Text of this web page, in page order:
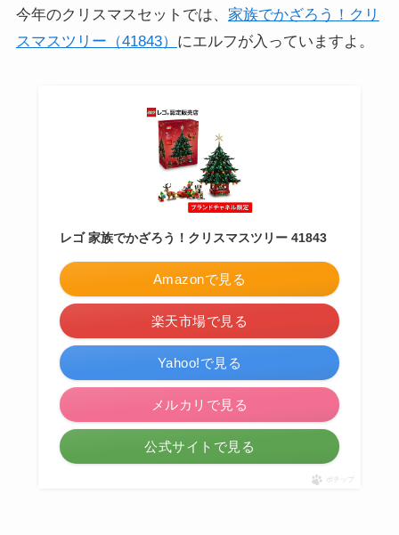
今年のクリスマスセットでは、 家族でかざろう！クリ
スマスツリー（41843） にエルフが入っていますよ。
レゴ 家族でかざろう！クリスマスツリー 41843
Amazonで見る
楽天市場で見る
Yahoo!で見る
メルカリで見る
公式サイトで見る
ポチップ